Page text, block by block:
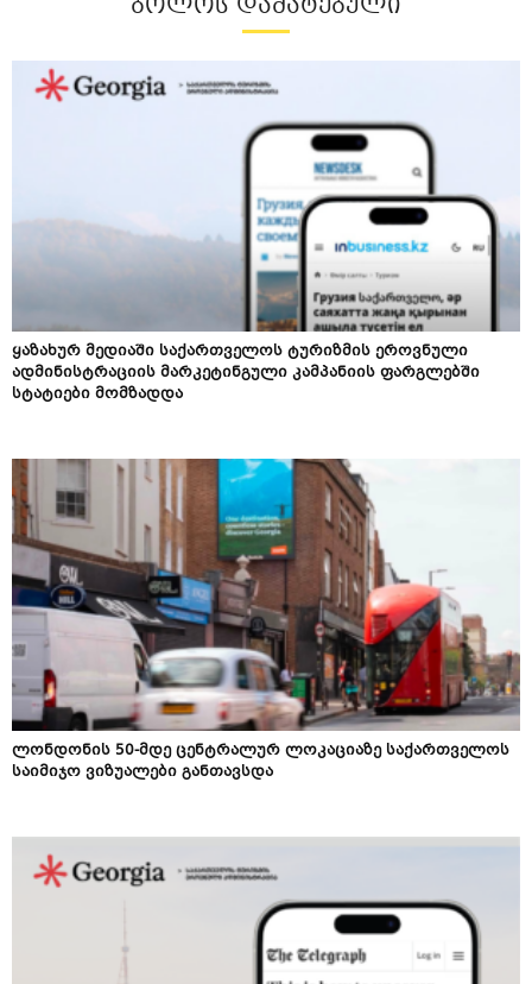
ᲑᲝᲚᲝᲡ ᲓᲐᲛᲐᲢᲔᲑᲣᲚᲘ
ყაზახურ მედიაში საქართველოს ტურიზმის ეროვნული
ადმინისტრაციის მარკეტინგული კამპანიის ფარგლებში
სტატიები მომზადდა
ლონდონის 50-მდე ცენტრალურ ლოკაციაზე საქართველოს
საიმიჯო ვიზუალები განთავსდა